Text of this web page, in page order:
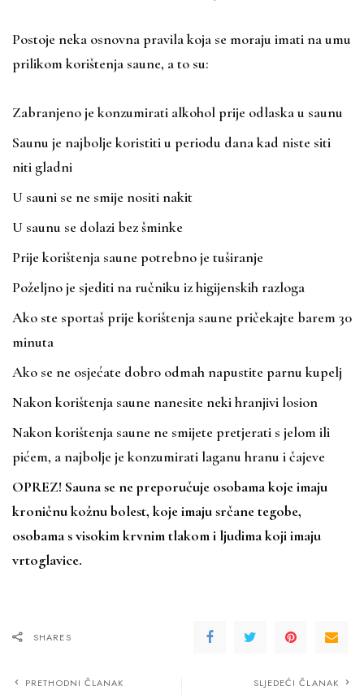
Postoje neka osnovna pravila koja se moraju imati na umu
prilikom korištenja saune, a to su:
Zabranjeno je konzumirati alkohol prije odlaska u saunu
Saunu je najbolje koristiti u periodu dana kad niste siti
niti gladni
U sauni se ne smije nositi nakit
U saunu se dolazi bez šminke
Prije korištenja saune potrebno je tuširanje
Poželjno je sjediti na ručniku iz higijenskih razloga
Ako ste sportaš prije korištenja saune pričekajte barem 30
minuta
Ako se ne osjećate dobro odmah napustite parnu kupelj
Nakon korištenja saune nanesite neki hranjivi losion
Nakon korištenja saune ne smijete pretjerati s jelom ili
pićem, a najbolje je konzumirati laganu hranu i čajeve
OPREZ! Sauna se ne preporučuje osobama koje imaju
kroničnu kožnu bolest, koje imaju srčane tegobe,
osobama s visokim krvnim tlakom i ljudima koji imaju
vrtoglavice.
SHARES
PRETHODNI ČLANAK SLJEDEĆI ČLANAK